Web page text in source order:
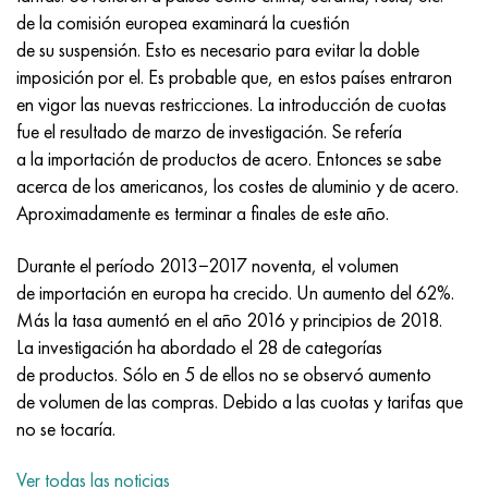
de la comisión europea examinará la cuestión
de su suspensión. Esto es necesario para evitar la doble
imposición por el. Es probable que, en estos países entraron
en vigor las nuevas restricciones. La introducción de cuotas
fue el resultado de marzo de investigación. Se refería
a la importación de productos de acero. Entonces se sabe
acerca de los americanos, los costes de aluminio y de acero.
Aproximadamente es terminar a finales de este año.
Durante el período 2013−2017 noventa, el volumen
de importación en europa ha crecido. Un aumento del 62%.
Más la tasa aumentó en el año 2016 y principios de 2018.
La investigación ha abordado el 28 de categorías
de productos. Sólo en 5 de ellos no se observó aumento
de volumen de las compras. Debido a las cuotas y tarifas que
no se tocaría.
Ver todas las noticias
Incotherm
incotest
Jette M152
Cobalto 6B
maraging 250
René 41
Maraging 300
Maraging 350
MP35N
47ND
47НХР
49KF
49K2F, 49K2FA-VI
Aleación 50N
Aleación 50NP
50NHS
Aleación 52N
52K12F
HN62VMYUT
HN62MVKYU
HN63MB
XN65VM
KhN65VMTYu
KhN67MVTYu
KhN68VKTYU
KhN68VMTYUK-vd
KhN70VMTYu
VT-35
PT-1M
PT-3V
PT-7M
2B
SPT-2 sv
A LAS 3
3M
TL3
1.4466 - AISI 310MoLn
Aleación Al6xn
15-7Ph® - 1.4532
PH 13-8 meses - 1.4534
1.4542 - 17-4Ph®
Custom 455® - 1.4543 - uns s45500
1.4545 - 15-5Ph®
1.4548 - 17-4Ph®
1.4550 - AISI 347
10X17H13M3T
10X18N18Yu4D
11X11N2V2MF
12Х18Н9Т
13X11N2V2MF
15x11mf
15х12vnmf
15Х12Н2MVFAB
15X16K5N2MVFAB
2,0872, CuNi10Fe1Mn, Cw352h
Bronce aluminio silicio
CW301G, C64200
bronce de silicio
C65500, CuAl11Fe3
C65620, CuSi3Fe2Zn3
C65100, CuSi1.5
Bronce estaño-plomo
c92200, CuSn6Zn4Pb2
latón rojo
C84400, CuSn2ZnPb
C83600, CuSn5ZnPb
45G2, 45g2, AISI 1144
Aleación de acero estructural
10g2, 10g2, AISI 1513
12X2H4A, 15NiCr13, 1.5752
AC14, 11SMnPb30
20G, 20mn5
20XH3A, AISI 4320, 20hn3a
20HM, 24CrMo5, 20hm
25KhGM, 20CrMo5, 1.7264
Р6М5, 1.3343, hs6-5-2, sw7m
Р6М5К5, 1.3243, hs6-5-2-5
R6M5F3, 1.3344, hs6-5-3
9М4К8,1.3207
R12F3, 1.3318, sw12
P18, 1,3355, hs18-0-1, sw18
Acero carbono
10,1.1645, C105W1
11G12, 110G13L, X120Mn12